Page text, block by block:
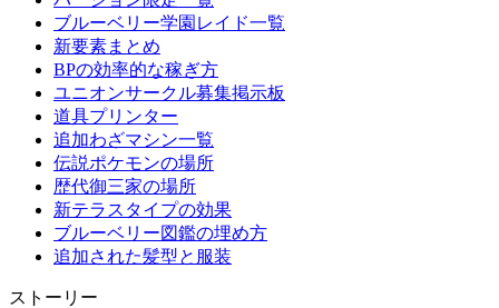
ブルーベリー学園レイド一覧
新要素まとめ
BPの効率的な稼ぎ方
ユニオンサークル募集掲示板
道具プリンター
追加わざマシン一覧
伝説ポケモンの場所
歴代御三家の場所
新テラスタイプの効果
ブルーベリー図鑑の埋め方
追加された髪型と服装
ストーリー